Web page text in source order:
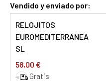
Vendido y enviado por:
RELOJITOS
EUROMEDITERRANEA
SL
58,00 €
Gratis